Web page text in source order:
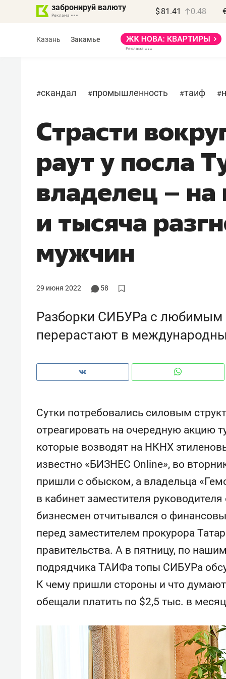
забронируй валюту $ 81.41 0.48
Казань Закамье
#скандал #промышленность #таиф #
Страсти
раут у посла
владелец – на
и тысяча
мужчин
29 июня 2022 58
Разборки СИБУРа с
перерастают в
Сутки потребовались силовым
отреагировать на очередную акцию
которые возводят на НКНХ
известно «БИЗНЕС Online», во
пришли с обыском, а владельца
в кабинет заместителя
бизнесмен отчитывался о
перед заместителем прокурора
правительства. А в пятницу, по
подрядчика ТАИФа топы СИБУРа
К чему пришли стороны и что
обещали платить по $2,5 тыс. в
Василь Мазитов
МАРТ
«Не зная местных
правил, бизнес может
потерять минимум
полгода»
Как бизнесу выйти на зарубежные
рынки, почему надо знать
Рекомендуем
Оставить шум за волной: как
строят тишину в казанском
ЖК «Заря»
когда
свою